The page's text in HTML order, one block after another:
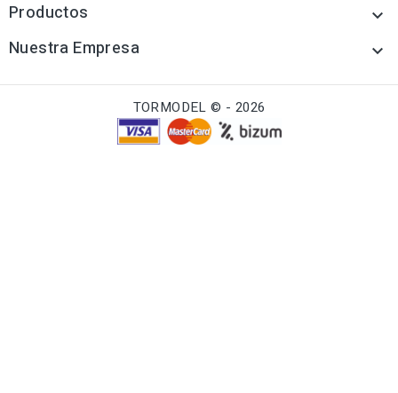
Productos 
Nuestra Empresa 
TORMODEL © - 2026